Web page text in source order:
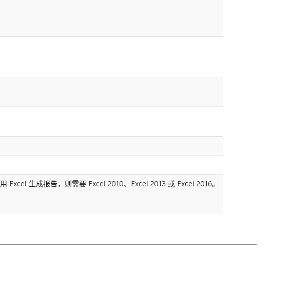
生成报告，则需要 Excel 2010、Excel 2013 或 Excel 2016。